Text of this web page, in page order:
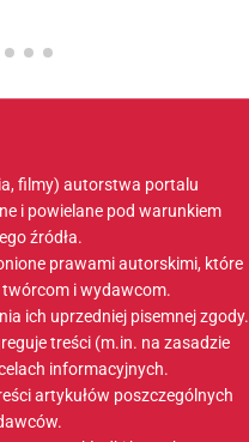
filmy) autorstwa portalu
i powielane pod warunkiem
źródła.
prawami autorskimi, które
twórcom i wydawcom.
ich uprzedniej pisemnej zgody.
treści (m.in. na zasadzie
informacyjnych.
artykułów poszczególnych